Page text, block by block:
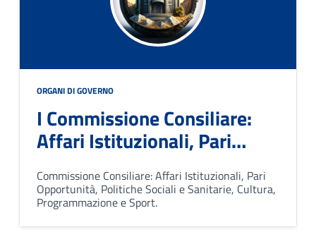
ORGANI DI GOVERNO
I Commissione Consiliare:
Affari Istituzionali, Pari
Opportunità, Politiche
Sociali e Sanitarie, Cultura,
Programmazione e Sport
Commissione Consiliare: Affari Istituzionali, Pari
Opportunità, Politiche Sociali e Sanitarie, Cultura,
Programmazione e Sport.